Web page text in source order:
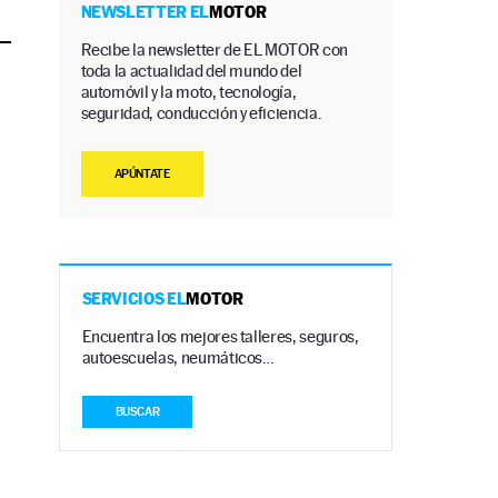
NEWSLETTER ELMOTOR
Recibe la newsletter de EL MOTOR con
toda la actualidad del mundo del
automóvil y la moto, tecnología,
seguridad, conducción y eficiencia.
APÚNTATE
SERVICIOS ELMOTOR
Encuentra los mejores talleres, seguros,
autoescuelas, neumáticos…
BUSCAR